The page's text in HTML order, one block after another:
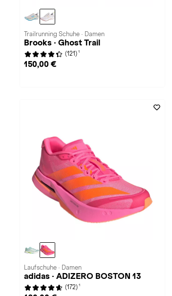
Trailrunning Schuhe · Damen
Brooks · Ghost Trail
(121) 1
150,00 €
Laufschuhe · Damen
adidas · ADIZERO BOSTON 13
(172) 1